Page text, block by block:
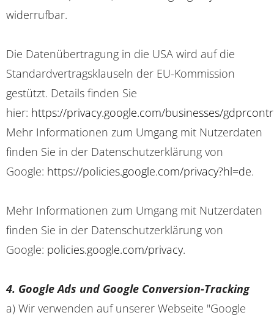
widerrufbar.
Die Datenübertragung in die USA wird auf die
Standardvertragsklauseln der EU-Kommission
gestützt. Details finden Sie
hier: https://privacy.google.com/businesses/
Mehr Informationen zum Umgang mit Nutzerdaten
finden Sie in der Datenschutzerklärung von
Google: https://policies.google.com/privacy?hl=de.
Mehr Informationen zum Umgang mit Nutzerdaten
finden Sie in der Datenschutzerklärung von
Google: policies.google.com/privacy.
4. Google Ads und Google Conversion-Tracking
a) Wir verwenden auf unserer Webseite "Google